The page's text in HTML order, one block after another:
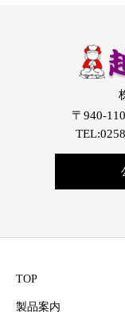
〒940-
TOP
製品案内